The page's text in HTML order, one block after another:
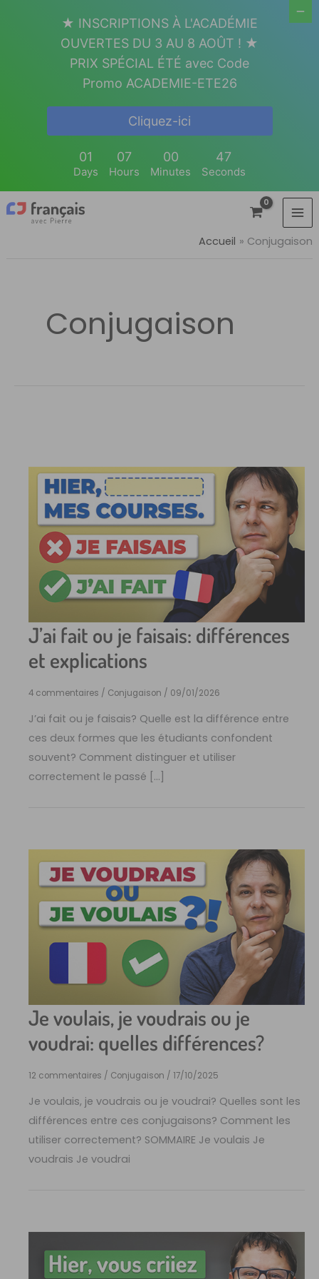
Accueil Conjugaison
Conjugaison
J’ai fait ou je faisais: différences
et explications
4 commentaires / Conjugaison / 09/01/2026
J’ai fait ou je faisais? Quelle est la différence entre
ces deux formes que les étudiants confondent
souvent? Comment distinguer et utiliser
correctement le passé […]
Je voulais, je voudrais ou je
voudrai: quelles différences?
12 commentaires / Conjugaison / 17/10/2025
Je voulais, je voudrais ou je voudrai? Quelles sont les
différences entre ces conjugaisons? Comment les
utiliser correctement? SOMMAIRE Je voulais Je
voudrais Je voudrai
★ INSCRIPTIONS À L'ACADÉMIE
OUVERTES DU 3 AU 8 AOÛT ! ★
PRIX SPÉCIAL ÉTÉ avec Code
Promo ACADEMIE-ETE26
Cliquez-ici
01
Days
07
Hours
00
Minutes
46
Seconds